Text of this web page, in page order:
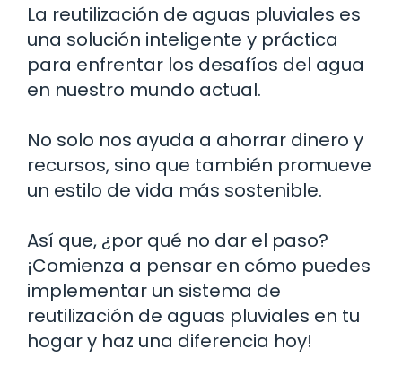
La reutilización de aguas pluviales es
una solución inteligente y práctica
para enfrentar los desafíos del agua
en nuestro mundo actual.
No solo nos ayuda a ahorrar dinero y
recursos, sino que también promueve
un estilo de vida más sostenible.
Así que, ¿por qué no dar el paso?
¡Comienza a pensar en cómo puedes
implementar un sistema de
reutilización de aguas pluviales en tu
hogar y haz una diferencia hoy!